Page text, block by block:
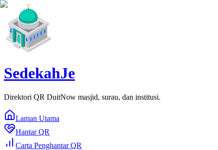
SedekahJe
Direktori QR DuitNow masjid, surau, dan institusi.
Laman Utama
Hantar QR
Carta Penghantar QR